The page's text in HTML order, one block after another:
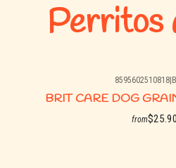
Perritos
8595602510818|
BRIT CARE DOG
from